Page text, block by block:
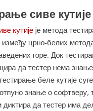
сиве кутије
кутије је метода
између црно-белих
горе. Док
да тестер нема
беле кутије
знање о софтверу,
диктира да тестер има